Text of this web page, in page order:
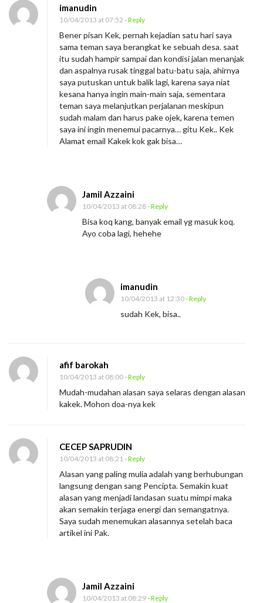
s
a
n
imanudin
10/04/2013 at 07:52 - Reply
Bener pisan Kek, pernah kejadian satu hari saya
sama teman saya berangkat ke sebuah desa. saat
itu sudah hampir sampai dan kondisi jalan menanjak
dan aspalnya rusak tinggal batu-batu saja, ahirnya
saya putuskan untuk balik lagi, karena saya niat
kesana hanya ingin main-main saja, sementara
teman saya melanjutkan perjalanan meskipun
sudah malam dan harus pake ojek, karena temen
saya ini ingin menemui pacarnya… gitu Kek.. Kek
Alamat email Kakek kok gak bisa…
Jamil Azzaini
10/04/2013 at 08:28- Reply
Bisa koq kang, banyak email yg masuk koq.
Ayo coba lagi, hehehe
imanudin
10/04/2013 at 12:30- Reply
sudah Kek, bisa..
afif barokah
10/04/2013 at 08:00- Reply
Mudah-mudahan alasan saya selaras dengan alasan
kakek. Mohon doa-nya kek
CECEP SAPRUDIN
10/04/2013 at 08:21 - Reply
Alasan yang paling mulia adalah yang berhubungan
langsung dengan sang Pencipta. Semakin kuat
alasan yang menjadi landasan suatu mimpi maka
akan semakin terjaga energi dan semangatnya.
Saya sudah menemukan alasannya setelah baca
artikel ini Pak.
Jamil Azzaini
10/04/2013 at 08:29- Reply